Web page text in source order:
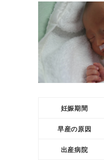
妊娠期間
早産の原因
出産病院